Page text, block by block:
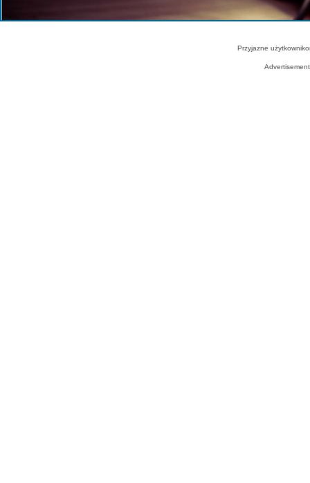
Przyjazne